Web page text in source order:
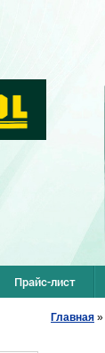
Прайс-лист
Главная »